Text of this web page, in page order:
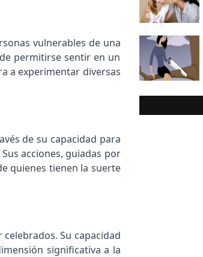
vulnerables de una
permitirse sentir en un
a experimentar diversas
de su capacidad para
acciones, guiadas por
quienes tienen la suerte
Su capacidad
significativa a la